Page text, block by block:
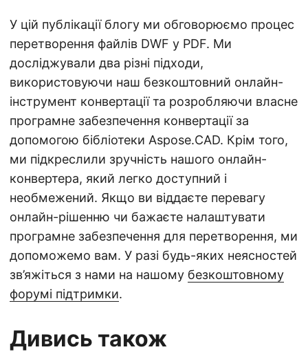
У цій публікації блогу ми обговорюємо процес
перетворення файлів DWF у PDF. Ми
досліджували два різні підходи,
використовуючи наш безкоштовний онлайн-
інструмент конвертації та розробляючи власне
програмне забезпечення конвертації за
допомогою бібліотеки Aspose.CAD. Крім того,
ми підкреслили зручність нашого онлайн-
конвертера, який легко доступний і
необмежений. Якщо ви віддаєте перевагу
онлайн-рішенню чи бажаєте налаштувати
програмне забезпечення для перетворення, ми
допоможемо вам. У разі будь-яких неясностей
зв’яжіться з нами на нашому безкоштовному
форумі підтримки.
Дивись також